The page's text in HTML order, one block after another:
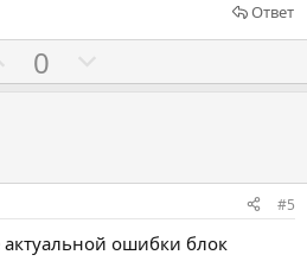
и
Ответ
о
с
в
а
0
о
с
в
а
#5
актуальной ошибки блок